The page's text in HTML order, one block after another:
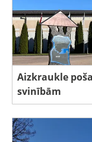
Aizkraukle
svinībām